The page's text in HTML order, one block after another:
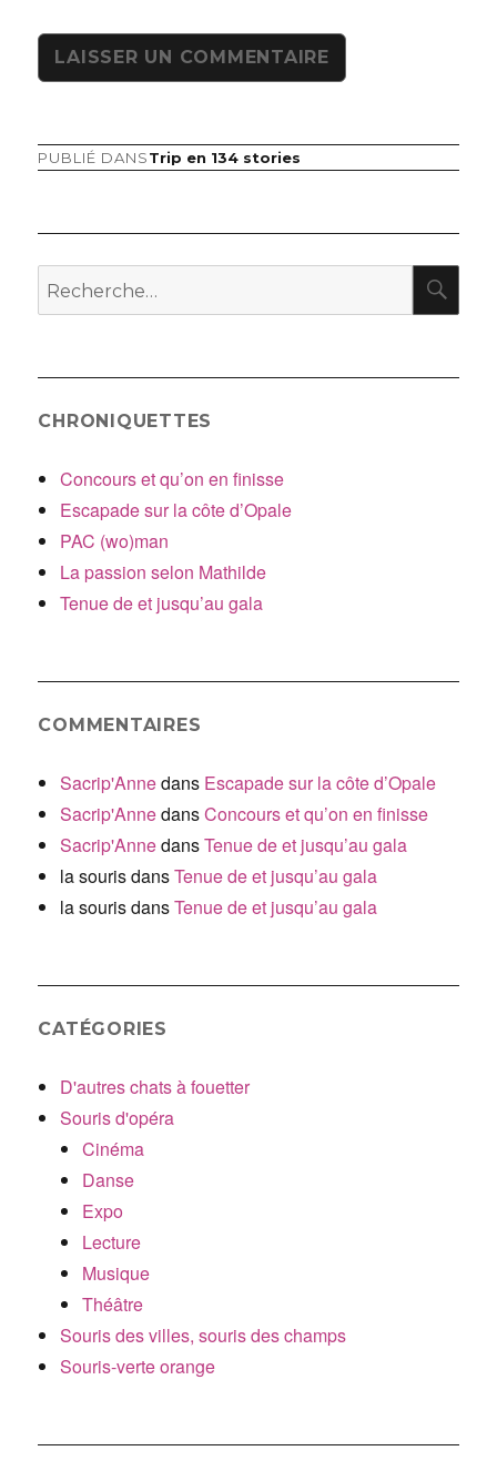
Navigation
l’article
PUBLIÉ DANSTrip en 134 stories
Recherche
pour
CHRONIQUETTES
Concours et qu’on en finisse
Escapade sur la côte d’Opale
PAC (wo)man
La passion selon Mathilde
Tenue de et jusqu’au gala
COMMENTAIRES
Sacrip'Annedans Escapade sur la côte d’Opale
Sacrip'AnnedansConcours et qu’on en finisse
Sacrip'AnnedansTenue de et jusqu’au gala
la sourisdansTenue de et jusqu’au gala
la sourisdansTenue de et jusqu’au gala
CATÉGORIES
D'autres chats à fouetter
Souris d'opéra
Cinéma
Danse
Expo
Lecture
Musique
Théâtre
Souris des villes, souris des champs
Souris-verte orange